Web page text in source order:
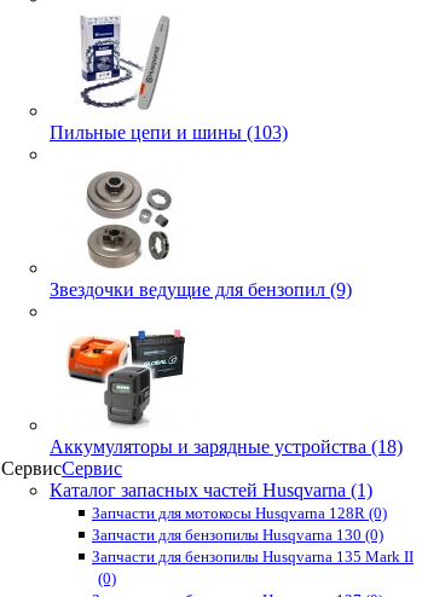
Пильные цепи и шины (103)
Звездочки ведущие для бензопил (9)
Аккумуляторы и зарядные устройства (18)
СервисСервис
Каталог запасных частей Husqvarna (1)
Запчасти для мотокосы Husqvarna 128R (0)
Запчасти для бензопилы Husqvarna 130 (0)
Запчасти для бензопилы Husqvarna 135 Mark II
(0)